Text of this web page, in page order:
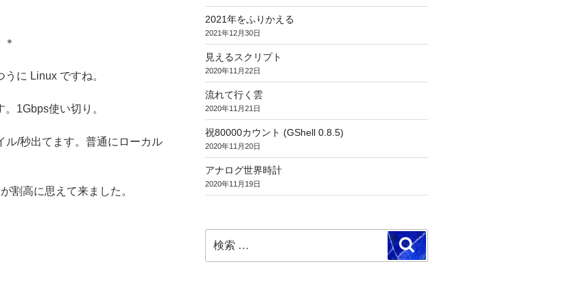
に Linux ですね。
1Gbps使い切り。
ル/秒出てます。普通にローカル
高に思えて来ました。
2021年をふりかえる
2021年12月30日
見えるスクリプト
2020年11月22日
流れて行く雲
2020年11月21日
祝80000カウント (GShell 0.8.5)
2020年11月20日
アナログ世界時計
2020年11月19日
索:
検
索